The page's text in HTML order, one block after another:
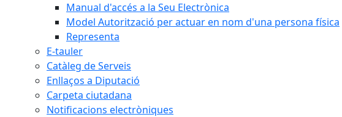
Manual d'accés a la Seu Electrònica
Model Autorització per actuar en nom d'una persona física
Representa
E-tauler
Catàleg de Serveis
Enllaços a Diputació
Carpeta ciutadana
Notificacions electròniques